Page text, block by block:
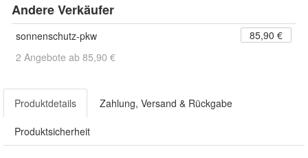
Andere Verkäufer
sonnenschutz-pkw
85,90 €
2 Angebote ab 85,90 €
Produktdetails Zahlung, Versand & Rückgabe
Produktsicherheit